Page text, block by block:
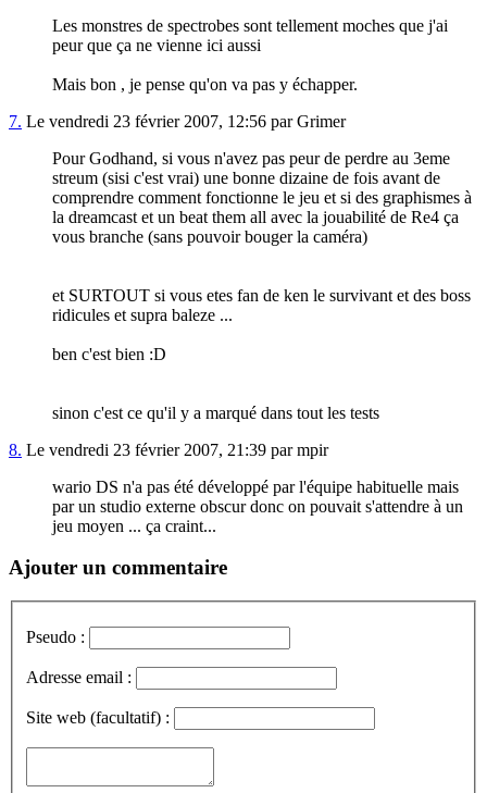
Les monstres de spectrobes sont tellement moches que j'ai
peur que ça ne vienne ici aussi
Mais bon , je pense qu'on va pas y échapper.
7. Le vendredi 23 février 2007, 12:56 par Grimer
Pour Godhand, si vous n'avez pas peur de perdre au 3eme
streum (sisi c'est vrai) une bonne dizaine de fois avant de
comprendre comment fonctionne le jeu et si des graphismes à
la dreamcast et un beat them all avec la jouabilité de Re4 ça
vous branche (sans pouvoir bouger la caméra)
et SURTOUT si vous etes fan de ken le survivant et des boss
ridicules et supra baleze ...
ben c'est bien :D
sinon c'est ce qu'il y a marqué dans tout les tests
8. Le vendredi 23 février 2007, 21:39 par mpir
wario DS n'a pas été développé par l'équipe habituelle mais
par un studio externe obscur donc on pouvait s'attendre à un
jeu moyen ... ça craint...
Ajouter un commentaire
Pseudo :
Adresse email :
Site web (facultatif) :